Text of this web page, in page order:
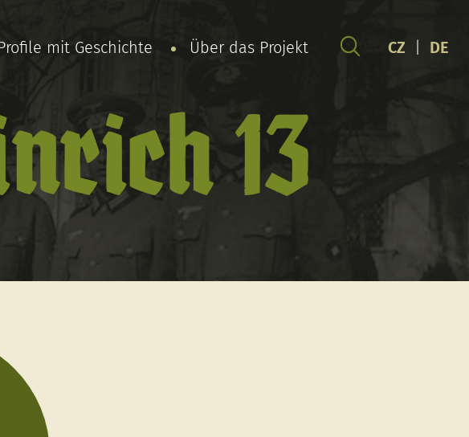
mit Geschichte Über das Projekt CZ DE
13